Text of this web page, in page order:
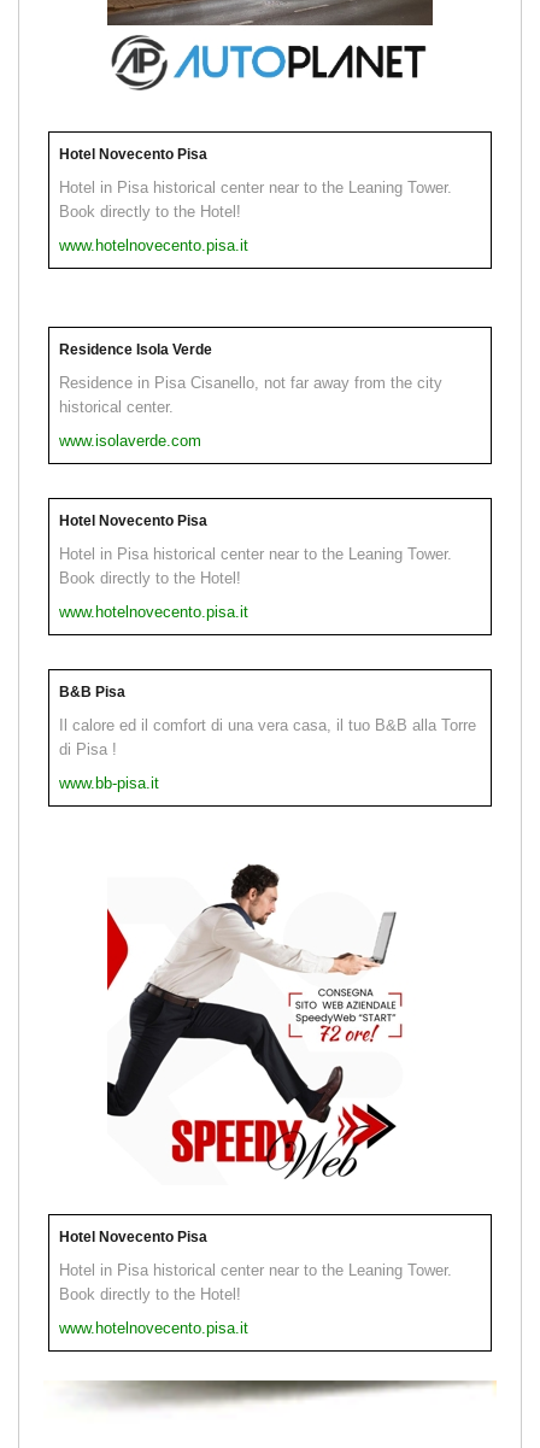
Hotel Novecento Pisa
Hotel in Pisa historical center near to the Leaning Tower.
Book directly to the Hotel!
www.hotelnovecento.pisa.it
Residence Isola Verde
Residence in Pisa Cisanello, not far away from the city
historical center.
www.isolaverde.com
Hotel Novecento Pisa
Hotel in Pisa historical center near to the Leaning Tower.
Book directly to the Hotel!
www.hotelnovecento.pisa.it
B&B Pisa
Il calore ed il comfort di una vera casa, il tuo B&B alla Torre
di Pisa !
www.bb-pisa.it
Hotel Novecento Pisa
Hotel in Pisa historical center near to the Leaning Tower.
Book directly to the Hotel!
www.hotelnovecento.pisa.it